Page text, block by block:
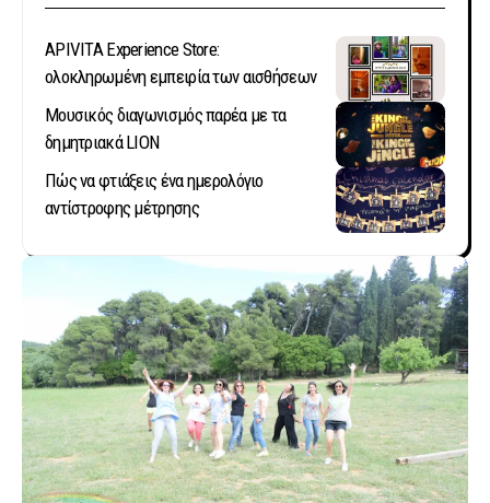
APIVITA Experience Store:
ολοκληρωμένη εμπειρία των αισθήσεων
Μουσικός διαγωνισμός παρέα με τα
δημητριακά LION
Πώς να φτιάξεις ένα ημερολόγιο
αντίστροφης μέτρησης